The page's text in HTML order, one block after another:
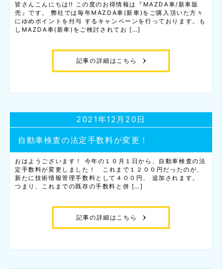
皆さんこんにちは!! この度のお得情報は『MAZDA車/新車販
売』です。 弊社では毎年MAZDA車(新車)をご購入頂いた方々
にゆめポイントを付与 するキャンペーンを行っております。も
しMAZDA車(新車)をご検討されてお […]
記事の詳細はこちら
自動車検査の法定手数料が変更！
2021年12月20日
おはようございます！ 今年の１０月１日から、自動車検査の法
定手数料が変更しました！ これまで１２００円だったのが、
新たに技術情報管理手数料として４００円、 追加されます。
つまり、これまでの既存の手数料と併 […]
記事の詳細はこちら